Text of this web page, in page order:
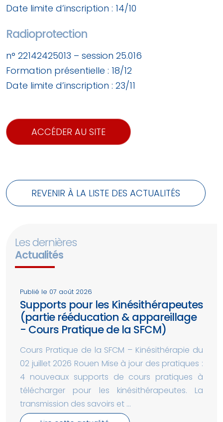
Date limite d’inscription : 14/10
Radioprotection
n° 22142425013 – session 25.016
Formation présentielle : 18/12
Date limite d’inscription : 23/11
ACCÉDER AU SITE
REVENIR À LA LISTE DES ACTUALITÉS
Les dernières
Actualités
Publié le 07 août 2026
Supports pour les Kinésithérapeutes
(partie rééducation & appareillage
- Cours Pratique de la SFCM)
Cours Pratique de la SFCM – Kinésithérapie du
02 juillet 2026 Rouen Mise à jour des pratiques :
4 nouveaux supports de cours pratiques à
télécharger pour les kinésithérapeutes. La
transmission des savoirs et ...